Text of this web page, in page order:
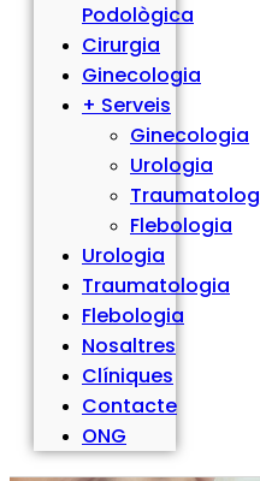
Podològica
Cirurgia
Ginecologia
+ Serveis
Ginecologia
Urologia
Flebologia
Urologia
Traumatologia
Flebologia
Nosaltres
Clíniques
Contacte
ONG